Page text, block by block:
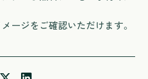
ージをご確認いただけます。